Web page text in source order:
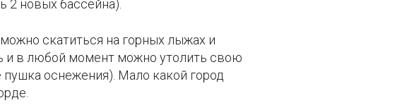
2 новых бассейна).
скатиться на горных лыжах и
и в любой момент можно утолить свою
оснежения). Мало какой город